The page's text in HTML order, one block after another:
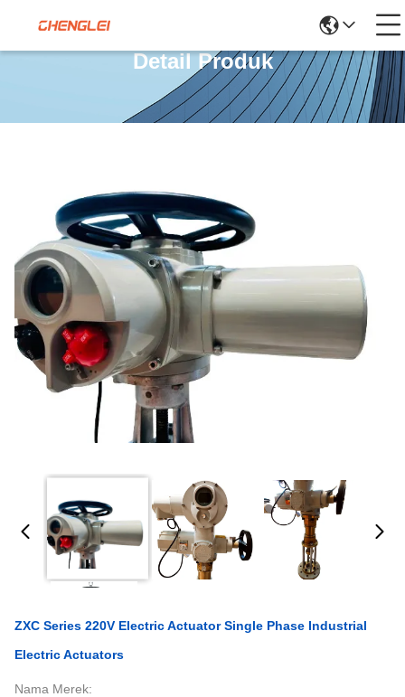
Detail Produk
ZXC Series 220V Electric Actuator Single Phase Industrial
Electric Actuators
Nama Merek: